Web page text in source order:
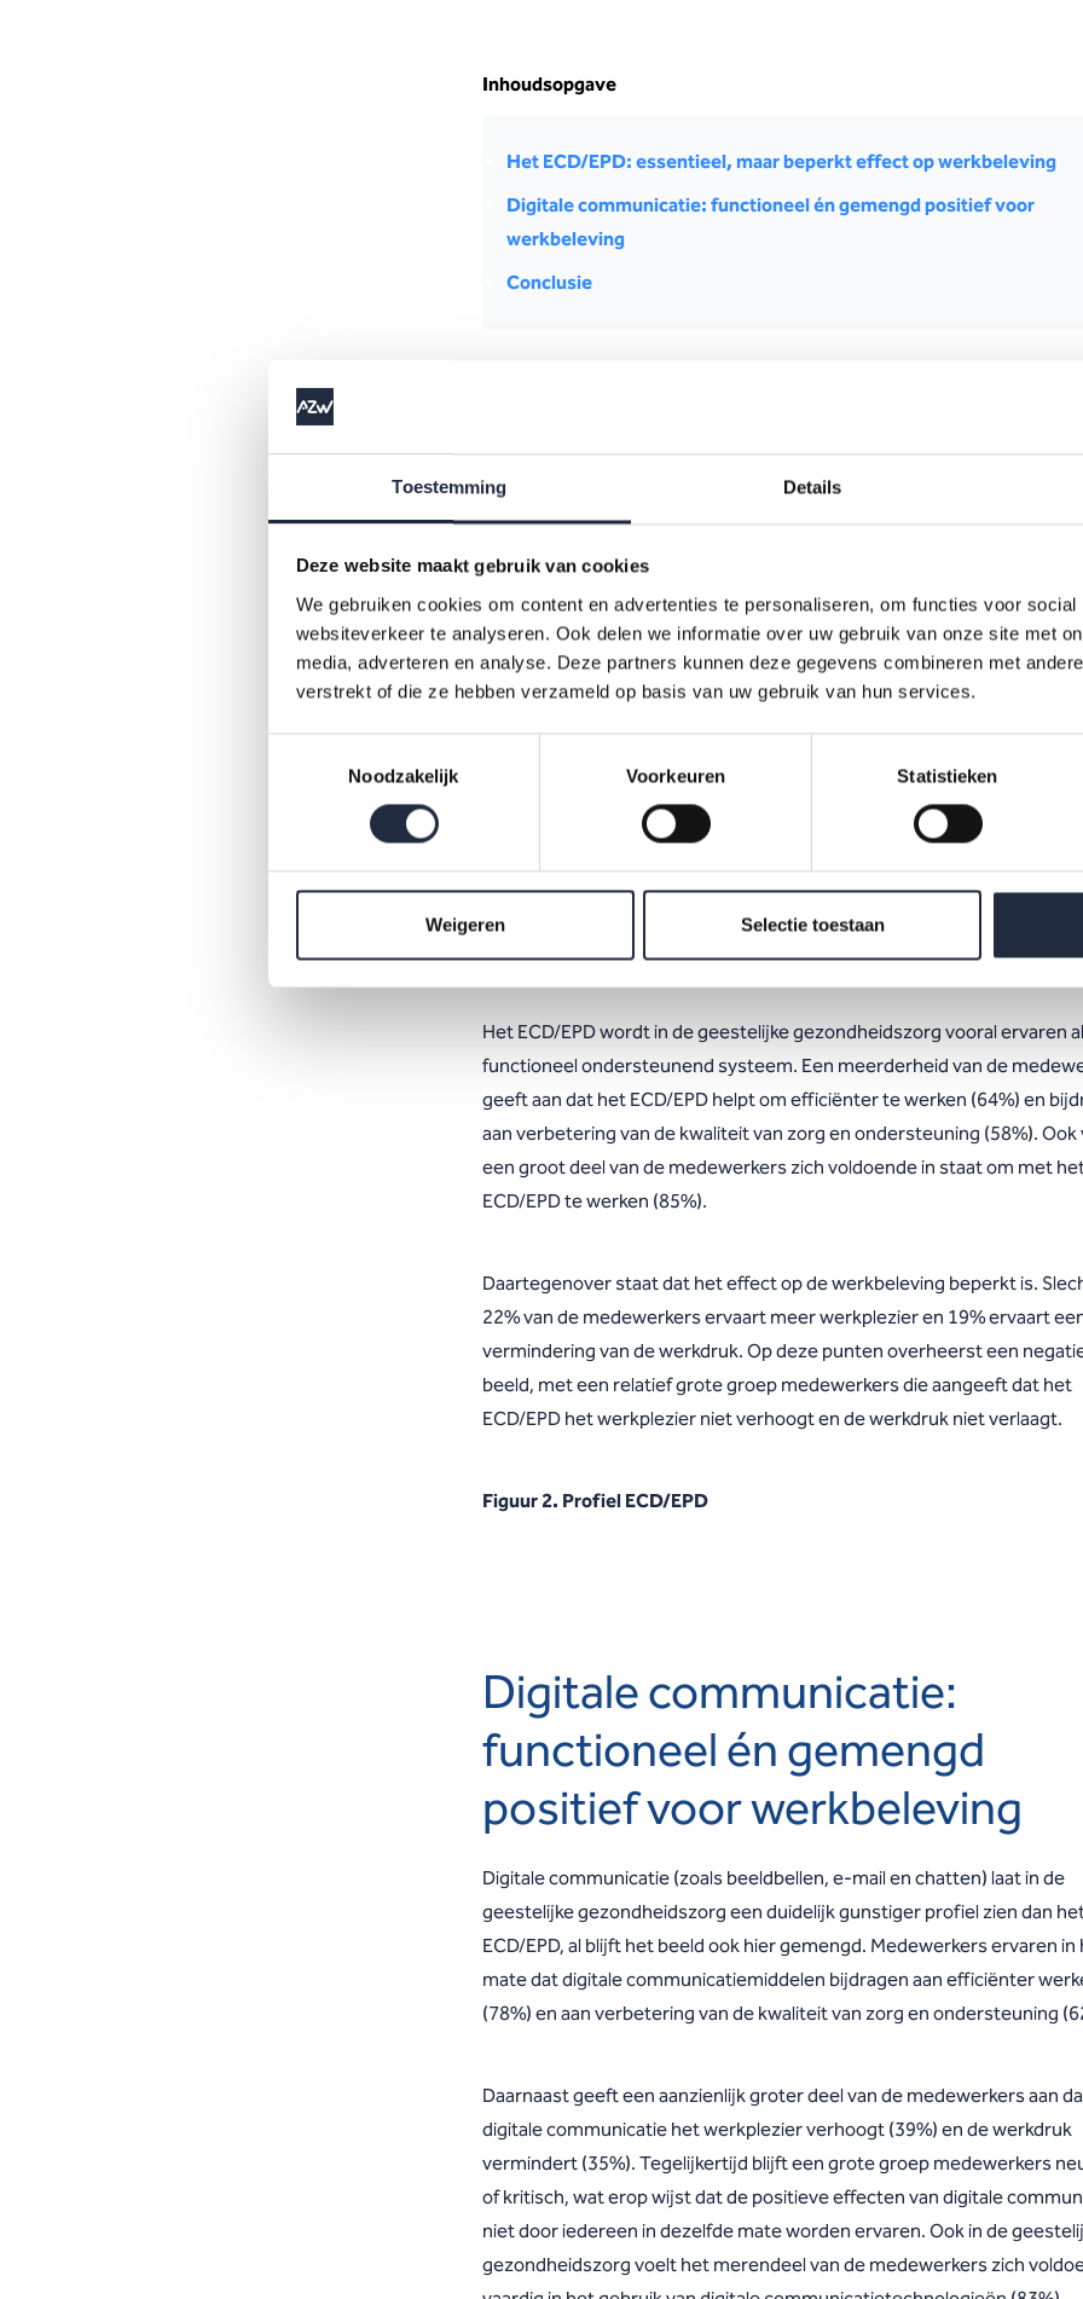
Toestemming Details
Deze website maakt gebruik van cookies
We gebruiken cookies om content en advertenties te personaliseren, om functies voor social
websiteverkeer te analyseren. Ook delen we informatie over uw gebruik van onze site met
media, adverteren en analyse. Deze partners kunnen deze gegevens combineren met
verstrekt of die ze hebben verzameld op basis van uw gebruik van hun services.
Noodzakelijk
Voorkeuren Statistieken
Weigeren Selectie toestaan
Inhoudsopgave
Het ECD/EPD: essentieel, maar beperkt effect op werkbeleving
Digitale communicatie: functioneel én gemengd positief voor
werkbeleving
Conclusie
In deze two-pager zoomen we in op de geestelijke gezondheidszorg
we zien hoe medewerkers twee veelgebruikte technologieën ervaren:
elektronisch cliëntendossier (ECD/EPD) en digitale
de geestelijke gezondheidszorg blijken beide technologieën functioneel
ondersteunend, maar verschillen zij duidelijk in hun effect op de
Figuur 1. Profiel van twee meest gebruikte technologieën in de
Het ECD/EPD: essentieel,
beperkt effect op
Het ECD/EPD wordt in de geestelijke gezondheidszorg vooral ervaren
functioneel ondersteunend systeem. Een meerderheid van de
geeft aan dat het ECD/EPD helpt om efficiënter te werken (64%) en
aan verbetering van de kwaliteit van zorg en ondersteuning (58%). Ook
een groot deel van de medewerkers zich voldoende in staat om met
ECD/EPD te werken (85%).
Daartegenover staat dat het effect op de werkbeleving beperkt is.
22% van de medewerkers ervaart meer werkplezier en 19% ervaart
vermindering van de werkdruk. Op deze punten overheerst een
beeld, met een relatief grote groep medewerkers die aangeeft dat het
ECD/EPD het werkplezier niet verhoogt en de werkdruk niet verlaagt.
Figuur 2. Profiel ECD/EPD
Digitale communicatie:
functioneel én gemengd
positief voor werkbeleving
Digitale communicatie (zoals beeldbellen, e-mail en chatten) laat in de
geestelijke gezondheidszorg een duidelijk gunstiger profiel zien dan
ECD/EPD, al blijft het beeld ook hier gemengd. Medewerkers ervaren in
mate dat digitale communicatiemiddelen bijdragen aan efficiënter
(78%) en aan verbetering van de kwaliteit van zorg en ondersteuning
Daarnaast geeft een aanzienlijk groter deel van de medewerkers aan
digitale communicatie het werkplezier verhoogt (39%) en de werkdruk
vermindert (35%). Tegelijkertijd blijft een grote groep medewerkers
of kritisch, wat erop wijst dat de positieve effecten van digitale
niet door iedereen in dezelfde mate worden ervaren. Ook in de
gezondheidszorg voelt het merendeel van de medewerkers zich